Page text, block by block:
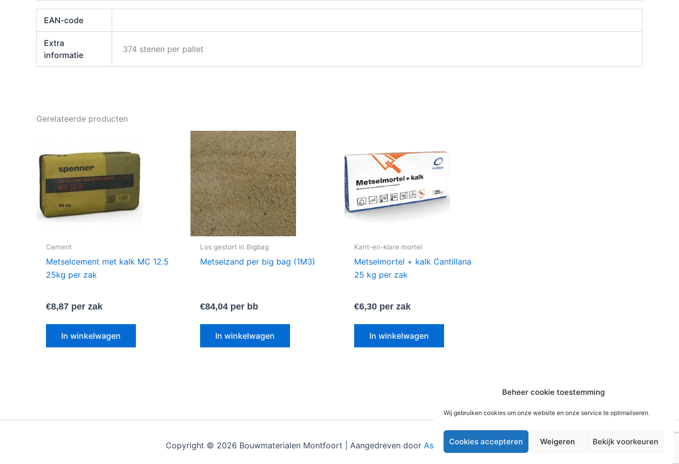
Beheer cookie toestemming
Wij gebruiken cookies om onze website en onze service te optimaliseren.
Cookies accepteren Weigeren Bekijk voorkeuren
EAN-code
Extra
informatie
374 stenen per pallet
Gerelateerde producten
Cement
Metselcement met kalk MC 12.5
25kg per zak
€8,87 per zak
In winkelwagen
Los gestort in Bigbag
Metselzand per big bag (1M3)
€84,04 per bb
In winkelwagen
Kant-en-klare mortel
Metselmortel + kalk Cantillana
25 kg per zak
€6,30 per zak
In winkelwagen
Copyright © 2026 Bouwmaterialen Montfoort | Aangedreven door Astra WordPress thema